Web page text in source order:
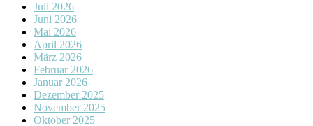
Juli 2026
Juni 2026
Mai 2026
April 2026
März 2026
Februar 2026
Januar 2026
Dezember 2025
November 2025
Oktober 2025